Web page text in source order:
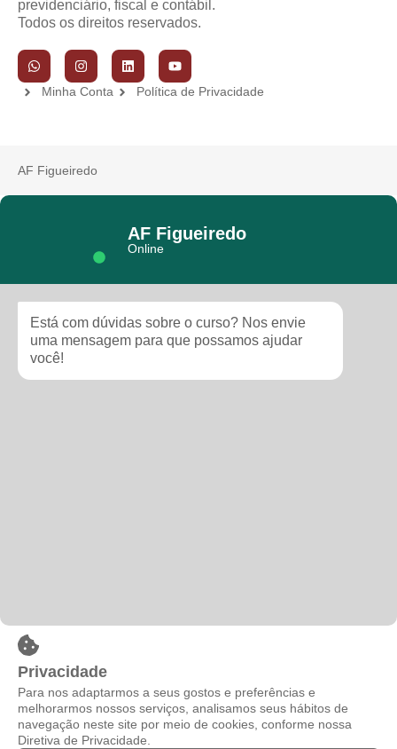
previdenciário, fiscal e contábil.
Todos os direitos reservados.
Minha Conta Política de Privacidade
AF Figueiredo
AF Figueiredo
Online
Está com dúvidas sobre o curso? Nos envie
uma mensagem para que possamos ajudar
você!
Privacidade
Para nos adaptarmos a seus gostos e preferências e
melhorarmos nossos serviços, analisamos seus hábitos de
navegação neste site por meio de cookies, conforme nossa
Diretiva de Privacidade.